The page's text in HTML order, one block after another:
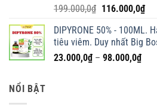
199.000,0₫ Giá
là:
199.000,0₫.
116.000,0₫Giá
tại
là:
DIPYRONE 50% - 100ML.
tiêu viêm. Duy nhất Big
23.000,0₫ – 98.000,0₫
NỔI BẬT